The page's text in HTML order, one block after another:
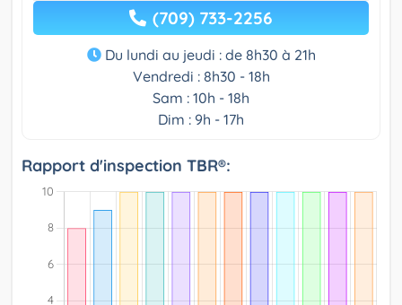
(709) 733-2256
Du lundi au jeudi : de 8h30 à 21h
Vendredi : 8h30 - 18h
Sam : 10h - 18h
Dim : 9h - 17h
Rapport d'inspection TBR®: